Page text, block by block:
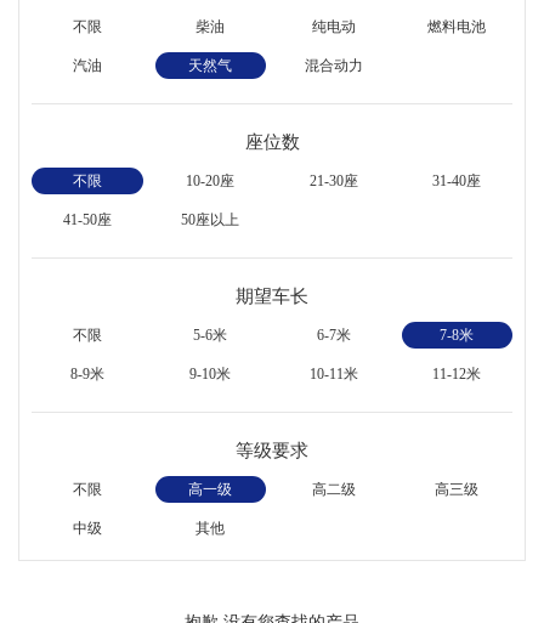
不限 柴油 纯电动 燃料电池
汽油 天然气 混合动力
座位数
不限 10-20座 21-30座 31-40座
41-50座 50座以上
期望车长
不限 5-6米 6-7米 7-8米
8-9米 9-10米 10-11米 11-12米
等级要求
不限 高一级 高二级 高三级
中级 其他